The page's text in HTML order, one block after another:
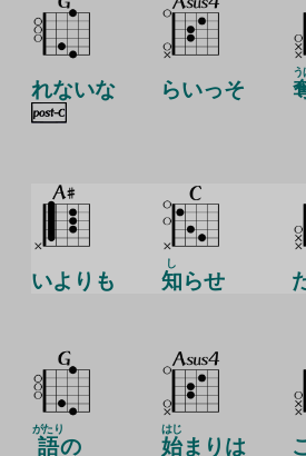
れないな らいっそ
いよりも 知
し
らせ
語
がたり
の 始
はじ
まりは